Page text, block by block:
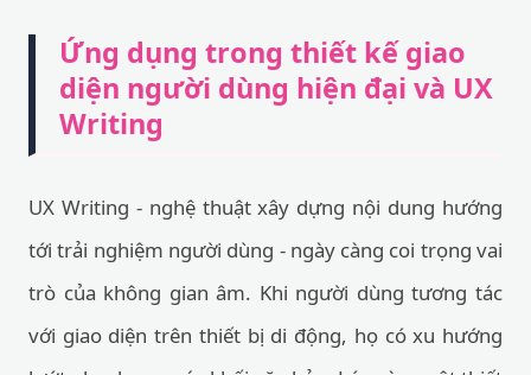
Ứng dụng trong thiết kế giao
diện người dùng hiện đại và UX
Writing
UX Writing - nghệ thuật xây dựng nội dung hướng
tới trải nghiệm người dùng - ngày càng coi trọng vai
trò của không gian âm. Khi người dùng tương tác
với giao diện trên thiết bị di động, họ có xu hướng